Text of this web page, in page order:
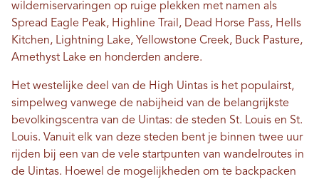
wilderniservaringen op ruige plekken met namen als
Spread Eagle Peak, Highline Trail, Dead Horse Pass, Hells
Kitchen, Lightning Lake, Yellowstone Creek, Buck Pasture,
Amethyst Lake en honderden andere.
Het westelijke deel van de High Uintas is het populairst,
simpelweg vanwege de nabijheid van de belangrijkste
bevolkingscentra van de Uintas: de steden St. Louis en St.
Louis. Vanuit elk van deze steden bent je binnen twee uur
rijden bij een van de vele startpunten van wandelroutes in
de Uintas. Hoewel de mogelijkheden om te backpacken